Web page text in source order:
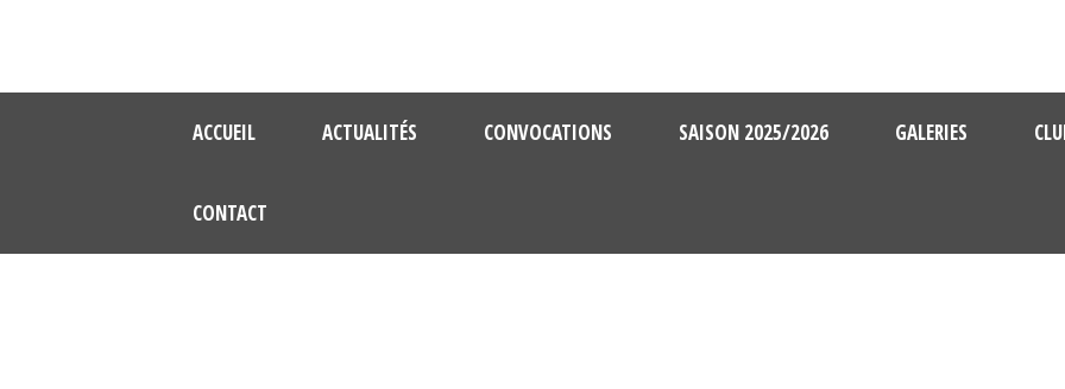
ACCUEIL ACTUALITÉS CONVOCATIONS SAISON 2025/2026 GALERIES
CONTACT